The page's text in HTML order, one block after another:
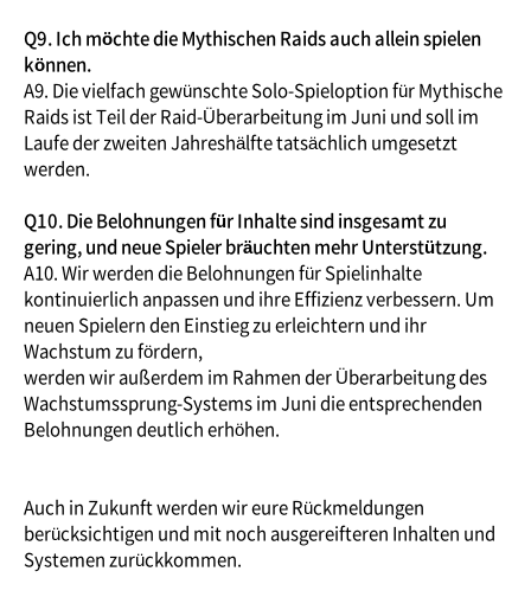
Q9. Ich möchte die Mythischen Raids auch allein spielen
können.
A9. Die vielfach gewünschte Solo-Spieloption für Mythische
Raids ist Teil der Raid-Überarbeitung im Juni und soll im
Laufe der zweiten Jahreshälfte tatsächlich umgesetzt
werden.
Q10. Die Belohnungen für Inhalte sind insgesamt zu
gering, und neue Spieler bräuchten mehr Unterstützung.
A10. Wir werden die Belohnungen für Spielinhalte
kontinuierlich anpassen und ihre Effizienz verbessern. Um
neuen Spielern den Einstieg zu erleichtern und ihr
Wachstum zu fördern,
werden wir außerdem im Rahmen der Überarbeitung des
Wachstumssprung-Systems im Juni die entsprechenden
Belohnungen deutlich erhöhen.
Auch in Zukunft werden wir eure Rückmeldungen
berücksichtigen und mit noch ausgereifteren Inhalten und
Systemen zurückkommen.